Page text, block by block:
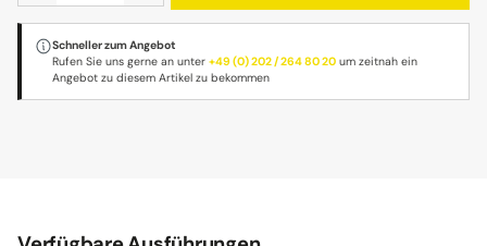
Schneller zum Angebot
Rufen Sie uns gerne an unter+49 (0) 202 / 264 80 20 um zeitnah ein
Angebot zu diesem Artikel zu bekommen